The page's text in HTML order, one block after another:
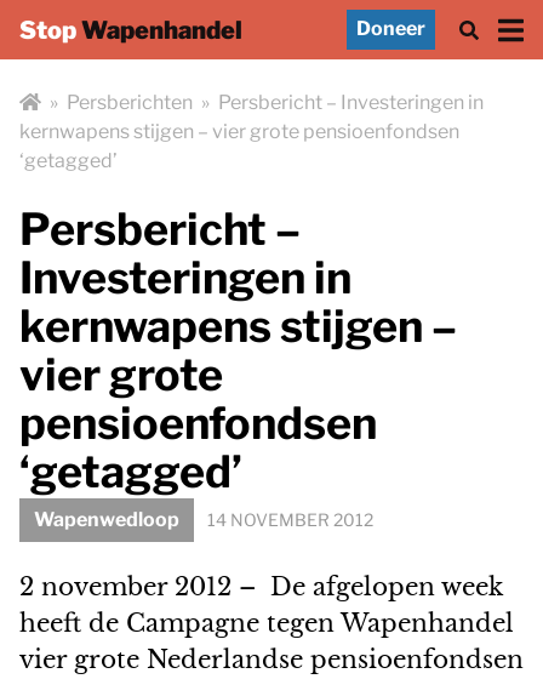
StopWapenhandel Doneer
» Persberichten » Persbericht – Investeringen in
kernwapens stijgen – vier grote pensioenfondsen
‘getagged’
Persbericht –
Investeringen in
kernwapens stijgen –
vier grote
pensioenfondsen
‘getagged’
Wapenwedloop 14 NOVEMBER 2012
2 november 2012 – De afgelopen week
heeft de Campagne tegen Wapenhandel
vier grote Nederlandse pensioenfondsen